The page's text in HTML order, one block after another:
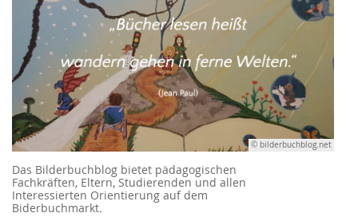
© bilderbuchblog.net
Das Bilderbuchblog bietet pädagogischen
Fachkräften, Eltern, Studierenden und allen
Interessierten Orientierung auf dem
Biderbuchmarkt.